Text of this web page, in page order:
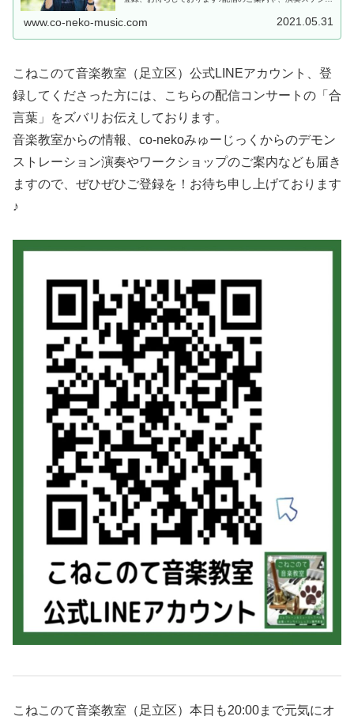
www.co-neko-music.com 2021.05.31
こねこのて音楽教室（足立区）公式LINEアカウント、登
録してくださった方には、こちらの配信コンサートの「合
言葉」をズバリお伝えしております。
音楽教室からの情報、co-nekoみゅーじっくからのデモン
ストレーション演奏やワークショップのご案内なども届き
ますので、ぜひぜひご登録を！お待ち申し上げております
♪
こねこのて音楽教室（足立区）本日も20:00まで元気にオ